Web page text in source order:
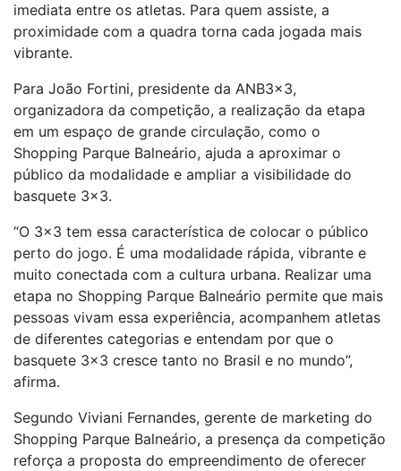
imediata entre os atletas. Para quem assiste, a
proximidade com a quadra torna cada jogada mais
vibrante.
Para João Fortini, presidente da ANB3x3,
organizadora da competição, a realização da etapa
em um espaço de grande circulação, como o
Shopping Parque Balneário, ajuda a aproximar o
público da modalidade e ampliar a visibilidade do
basquete 3×3.
“O 3×3 tem essa característica de colocar o público
perto do jogo. É uma modalidade rápida, vibrante e
muito conectada com a cultura urbana. Realizar uma
etapa no Shopping Parque Balneário permite que mais
pessoas vivam essa experiência, acompanhem atletas
de diferentes categorias e entendam por que o
basquete 3×3 cresce tanto no Brasil e no mundo”,
afirma.
Segundo Viviani Fernandes, gerente de marketing do
Shopping Parque Balneário, a presença da competição
reforça a proposta do empreendimento de oferecer